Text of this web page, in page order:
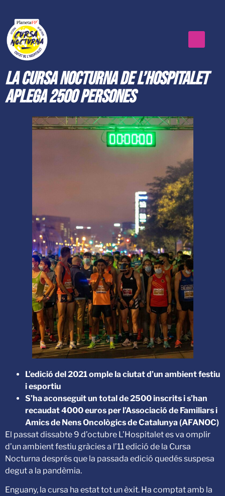
La Cursa Nocturna de L’Hospitalet
aplega 2500 persones
L’edició del 2021 omple la ciutat d’un ambient festiu
i esportiu
S’ha aconseguit un total de 2500 inscrits i s’han
recaudat 4000 euros per l’Associació de Familiars i
Amics de Nens Oncològics de Catalunya (AFANOC)
El passat dissabte 9 d’octubre L’Hospitalet es va omplir
d’un ambient festiu gràcies a l’11 edició de la Cursa
Nocturna després que la passada edició quedés suspesa
degut a la pandèmia.
Enguany, la cursa ha estat tot un èxit. Ha comptat amb la